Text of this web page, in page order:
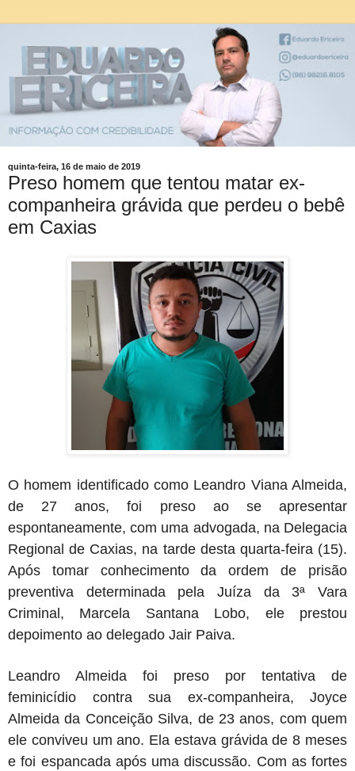
quinta-feira, 16 de maio de 2019
Preso homem que tentou matar ex-
companheira grávida que perdeu o bebê
em Caxias
O homem identificado como Leandro Viana Almeida,
de 27 anos, foi preso ao se apresentar
espontaneamente, com uma advogada, na Delegacia
Regional de Caxias, na tarde desta quarta-feira (15).
Após tomar conhecimento da ordem de prisão
preventiva determinada pela Juíza da 3ª Vara
Criminal, Marcela Santana Lobo, ele prestou
depoimento ao delegado Jair Paiva.
Leandro Almeida foi preso por tentativa de
feminicídio contra sua ex-companheira, Joyce
Almeida da Conceição Silva, de 23 anos, com quem
ele conviveu um ano. Ela estava grávida de 8 meses
e foi espancada após uma discussão. Com as fortes